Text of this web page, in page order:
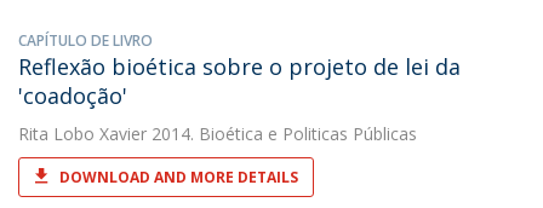
CAPÍTULO DE LIVRO
Reflexão bioética sobre o projeto de lei da
'coadoção'
Rita Lobo Xavier 2014. Bioética e Politicas Públicas
DOWNLOAD AND MORE DETAILS